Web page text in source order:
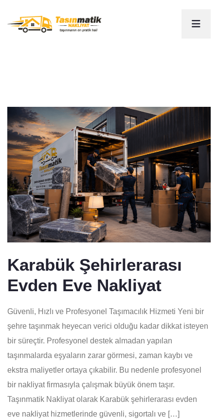
Karabük Şehirlerarası
Evden Eve Nakliyat
Güvenli, Hızlı ve Profesyonel Taşımacılık Hizmeti Yeni bir
şehre taşınmak heyecan verici olduğu kadar dikkat isteyen
bir süreçtir. Profesyonel destek almadan yapılan
taşınmalarda eşyaların zarar görmesi, zaman kaybı ve
ekstra maliyetler ortaya çıkabilir. Bu nedenle profesyonel
bir nakliyat firmasıyla çalışmak büyük önem taşır.
Taşınmatik Nakliyat olarak Karabük şehirlerarası evden
eve nakliyat hizmetlerinde güvenli, sigortalı ve […]